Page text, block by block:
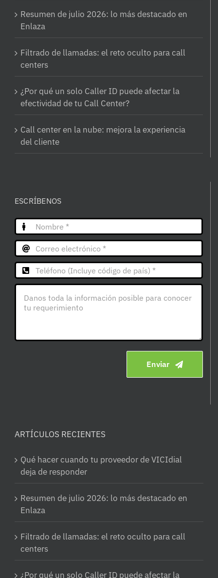
Resumen de julio 2026: lo más destacado en
Enlaza
Filtrado de llamadas: el reto oculto para call
centers
¿Por qué un solo Caller ID puede afectar la
efectividad de tu Call Center?
Call center en la nube: mejora la experiencia
del cliente
ESCRÍBENOS
Enviar
ARTÍCULOS RECIENTES
Qué hacer cuando tu proveedor de VICIdial
deja de responder
Resumen de julio 2026: lo más destacado en
Enlaza
Filtrado de llamadas: el reto oculto para call
centers
¿Por qué un solo Caller ID puede afectar la